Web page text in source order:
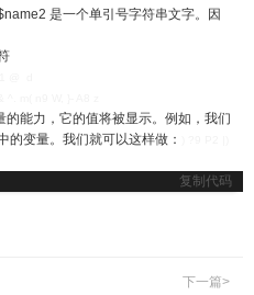
是一个单引号字符串文字。因
能力，它的值将被显示。例如，我们
的变量。我们就可以这样做：
复制代码
下一篇>